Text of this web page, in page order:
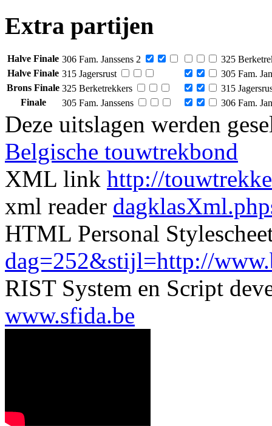
Extra partijen
Halve Finale 306 Fam. Janssens 2
325
Halve Finale 315 Jagersrust
305 Fam.
Brons Finale 325 Berketrekkers
315
Finale
305 Fam. Janssens 306 Fam.
Deze uitslagen werden
Belgische touwtrekbond
XML link http://
xml reader
HTML Personal
dag=252&stijl=http://
RIST System en Script
www.sfida.be